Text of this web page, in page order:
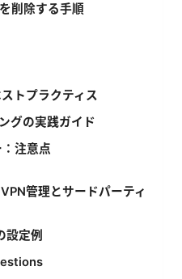
削除する手順
トプラクティス
グの実践ガイド
注意点
管理とサードパーティ
設定例